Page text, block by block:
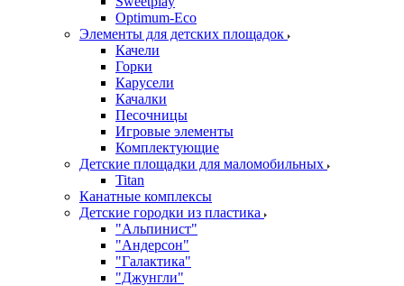
Оptimum-Еco
Элементы для детских площадок
Качели
Горки
Карусели
Качалки
Песочницы
Игровые элементы
Комплектующие
Детские площадки для маломобильных
Titan
Канатные комплексы
Детские городки из пластика
"Альпинист"
"Андерсон"
"Галактика"
"Джунгли"